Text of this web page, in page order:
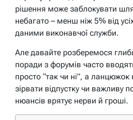
рішення може заблокувати
небагато – менш ніж 5% від
даними виконавчої служби.
Але давайте розберемося
поради з форумів часто
просто “так чи ні”, а
зірвати відпустку чи важливу
нюансів врятує нерви й гроші.